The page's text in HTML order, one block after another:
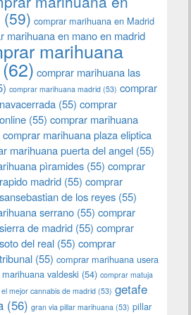
(59) comprar marihuana en Madrid
marihuana en mano en madrid
marihuana
(62) comprar marihuana las
comprar marihuana madrid (53) comprar
(55) comprar
(55) comprar marihuana
comprar marihuana plaza eliptica
marihuana puerta del angel (55)
pìramides (55) comprar
madrid (55) comprar
de los reyes (55)
serrano (55) comprar
de madrid (55) comprar
del real (55) comprar
(55) comprar marihuana usera
valdeski (54) comprar matuja
el mejor cannabis de madrid (53) getafe
(56) gran via pillar marihuana (53) pillar